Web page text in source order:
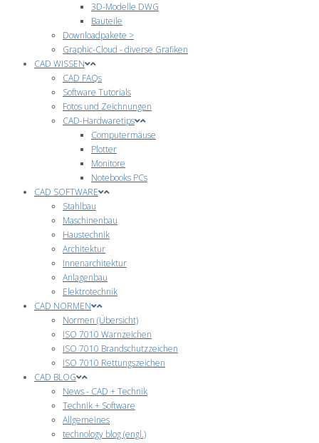
3D-Modelle DWG
Bauteile
Downloadpakete >
Graphic-Cloud - diverse Grafiken
CAD WISSEN
CAD FAQs
Software Tutorials
Fotos und Zeichnungen
CAD-Hardwaretips
Computermäuse
Plotter
Monitore
Notebooks PCs
CAD SOFTWARE
Stahlbau
Maschinenbau
Haustechnik
Architektur
Innenarchitektur
Anlagenbau
Elektrotechnik
CAD NORMEN
Normen (Übersicht)
ISO 7010 Warnzeichen
ISO 7010 Brandschutzzeichen
ISO 7010 Rettungszeichen
CAD BLOG
News - CAD + Technik
Technik + Software
Allgemeines
technology blog (engl.)